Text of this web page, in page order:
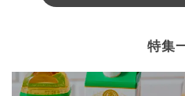
特集